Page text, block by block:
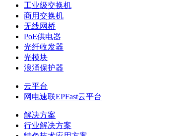
工业级交换机
商用交换机
无线网桥
PoE供电器
光纤收发器
光模块
浪涌保护器
云平台
网电速联EPFast云平台
解决方案
行业解决方案